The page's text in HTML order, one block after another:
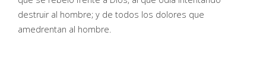
destruir al hombre; y de todos los dolores que
amedrentan al hombre.